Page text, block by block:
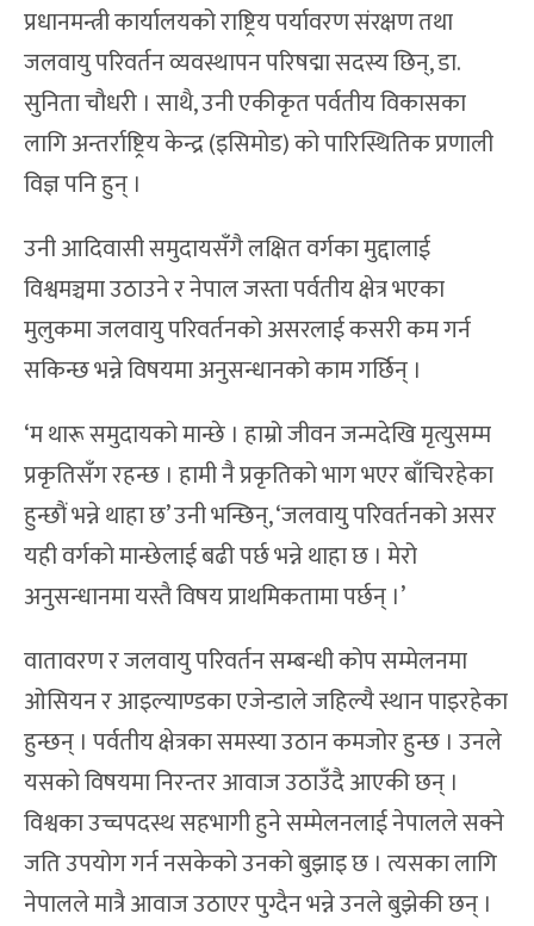
प्रधानमन्त्री कार्यालयको राष्ट्रिय पर्यावरण संरक्षण तथा
जलवायु परिवर्तन व्यवस्थापन परिषद्मा सदस्य छिन्, डा.
सुनिता चौधरी । साथै, उनी एकीकृत पर्वतीय विकासका
लागि अन्तर्राष्ट्रिय केन्द्र (इसिमोड) को पारिस्थितिक प्रणाली
विज्ञ पनि हुन् ।
उनी आदिवासी समुदायसँगै लक्षित वर्गका मुद्दालाई
विश्वमञ्चमा उठाउने र नेपाल जस्ता पर्वतीय क्षेत्र भएका
मुलुकमा जलवायु परिवर्तनको असरलाई कसरी कम गर्न
सकिन्छ भन्ने विषयमा अनुसन्धानको काम गर्छिन् ।
‘म थारू समुदायको मान्छे । हाम्रो जीवन जन्मदेखि मृत्युसम्म
प्रकृतिसँग रहन्छ । हामी नै प्रकृतिको भाग भएर बाँचिरहेका
हुन्छौं भन्ने थाहा छ’ उनी भन्छिन्, ‘जलवायु परिवर्तनको असर
यही वर्गको मान्छेलाई बढी पर्छ भन्ने थाहा छ । मेरो
अनुसन्धानमा यस्तै विषय प्राथमिकतामा पर्छन् ।’
वातावरण र जलवायु परिवर्तन सम्बन्धी कोप सम्मेलनमा
ओसियन र आइल्याण्डका एजेन्डाले जहिल्यै स्थान पाइरहेका
हुन्छन् । पर्वतीय क्षेत्रका समस्या उठान कमजोर हुन्छ । उनले
यसको विषयमा निरन्तर आवाज उठाउँदै आएकी छन् ।
विश्वका उच्चपदस्थ सहभागी हुने सम्मेलनलाई नेपालले सक्ने
जति उपयोग गर्न नसकेको उनको बुझाइ छ । त्यसका लागि
नेपालले मात्रै आवाज उठाएर पुग्दैन भन्ने उनले बुझेकी छन् ।